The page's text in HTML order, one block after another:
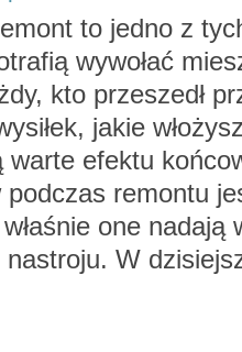
to jedno z
wywołać
kto przeszedł
jakie
warte efektu
remontu
one nadają
nastroju. W